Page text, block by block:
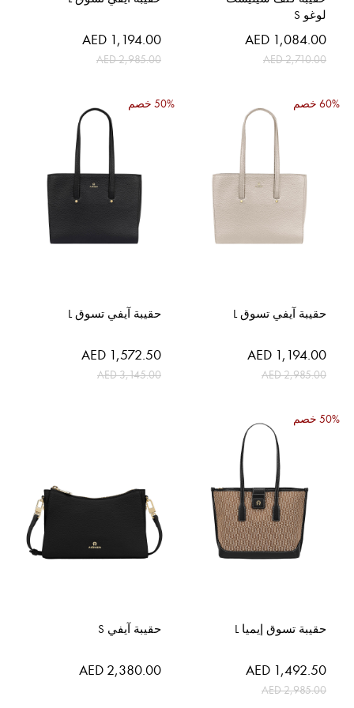
لوغو S
السعر
AED 1,084.00
AED 2,710.00
السعر
AED 1,194.00
AED 2,985.00
60% خصم
حقيبة آيفي تسوق L
السعر
AED 1,194.00
AED 2,985.00
50% خصم
حقيبة آيفي تسوق L
السعر
AED 1,572.50
AED 3,145.00
50% خصم
حقيبة تسوق إيميا L
السعر
AED 1,492.50
AED 2,985.00
حقيبة آيفي S
AED 2,380.00